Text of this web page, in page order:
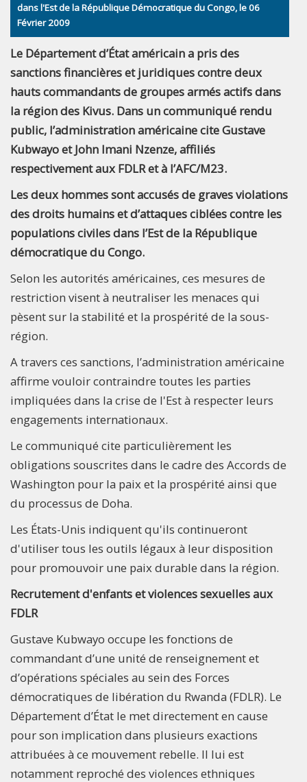
dans l'Est de la République Démocratique du Congo, le 06
Février 2009
Le Département d’État américain a pris des
sanctions financières et juridiques contre deux
hauts commandants de groupes armés actifs dans
la région des Kivus. Dans un communiqué rendu
public, l’administration américaine cite Gustave
Kubwayo et John Imani Nzenze, affiliés
respectivement aux FDLR et à l’AFC/M23.
Les deux hommes sont accusés de graves violations
des droits humains et d’attaques ciblées contre les
populations civiles dans l’Est de la République
démocratique du Congo.
Selon les autorités américaines, ces mesures de
restriction visent à neutraliser les menaces qui
pèsent sur la stabilité et la prospérité de la sous-
région.
A travers ces sanctions, l’administration américaine
affirme vouloir contraindre toutes les parties
impliquées dans la crise de l'Est à respecter leurs
engagements internationaux.
Le communiqué cite particulièrement les
obligations souscrites dans le cadre des Accords de
Washington pour la paix et la prospérité ainsi que
du processus de Doha.
Les États-Unis indiquent qu'ils continueront
d'utiliser tous les outils légaux à leur disposition
pour promouvoir une paix durable dans la région.
Recrutement d'enfants et violences sexuelles aux
FDLR
Gustave Kubwayo occupe les fonctions de
commandant d’une unité de renseignement et
d’opérations spéciales au sein des Forces
démocratiques de libération du Rwanda (FDLR). Le
Département d’État le met directement en cause
pour son implication dans plusieurs exactions
attribuées à ce mouvement rebelle. Il lui est
notamment reproché des violences ethniques